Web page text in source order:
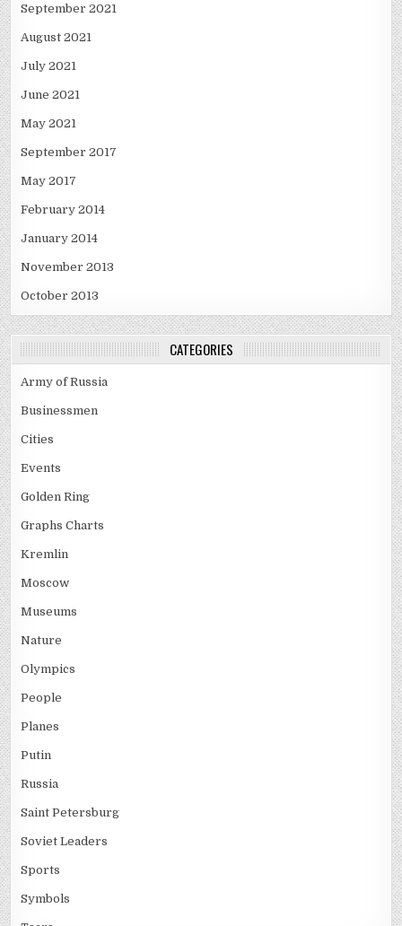
September 2021
August 2021
July 2021
June 2021
May 2021
September 2017
May 2017
February 2014
January 2014
November 2013
October 2013
CATEGORIES
Army of Russia
Businessmen
Cities
Events
Golden Ring
Graphs Charts
Kremlin
Moscow
Museums
Nature
Olympics
People
Planes
Putin
Russia
Saint Petersburg
Soviet Leaders
Sports
Symbols